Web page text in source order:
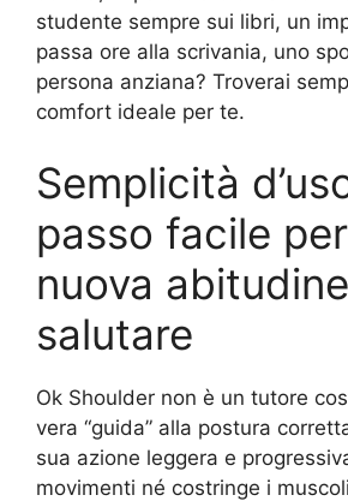
studente sempre sui libri, un
passa ore alla scrivania, uno
persona anziana? Troverai
comfort ideale per te.
Semplicità
passo facile
nuova abitudine
salutare
Ok Shoulder non è un tutore
vera “guida” alla postura
sua azione leggera e
movimenti né costringe i